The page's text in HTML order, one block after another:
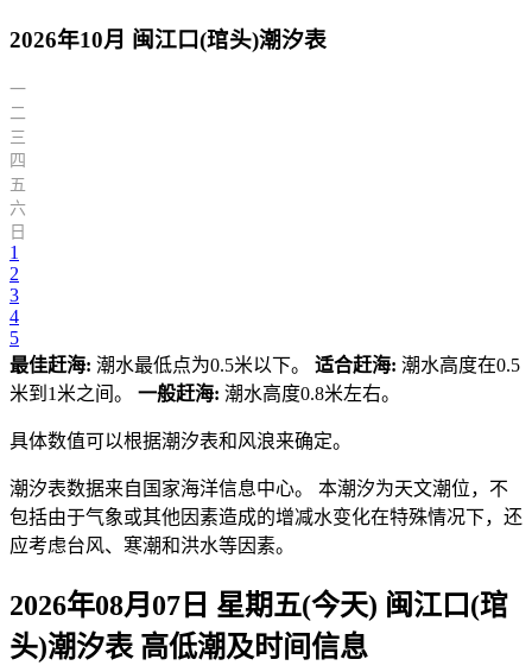
2026年10月 闽江口(琯头)潮汐表
一
二
三
四
五
六
日
1
2
3
4
5
最佳赶海: 潮水最低点为0.5米以下。 适合赶海: 潮水高度在0.5
米到1米之间。 一般赶海: 潮水高度0.8米左右。
具体数值可以根据潮汐表和风浪来确定。
潮汐表数据来自国家海洋信息中心。 本潮汐为天文潮位，不
包括由于气象或其他因素造成的增减水变化在特殊情况下，还
应考虑台风、寒潮和洪水等因素。
2026年08月07日 星期五(今天) 闽江口(琯
头)潮汐表 高低潮及时间信息